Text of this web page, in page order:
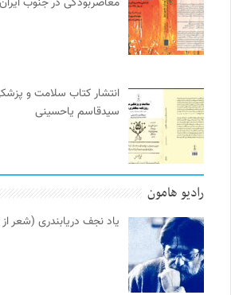
انتشار کتاب سلامت و
سیدقاسم یاحسینی
رادیو هامون
یاد نجف دریابندری (شعر